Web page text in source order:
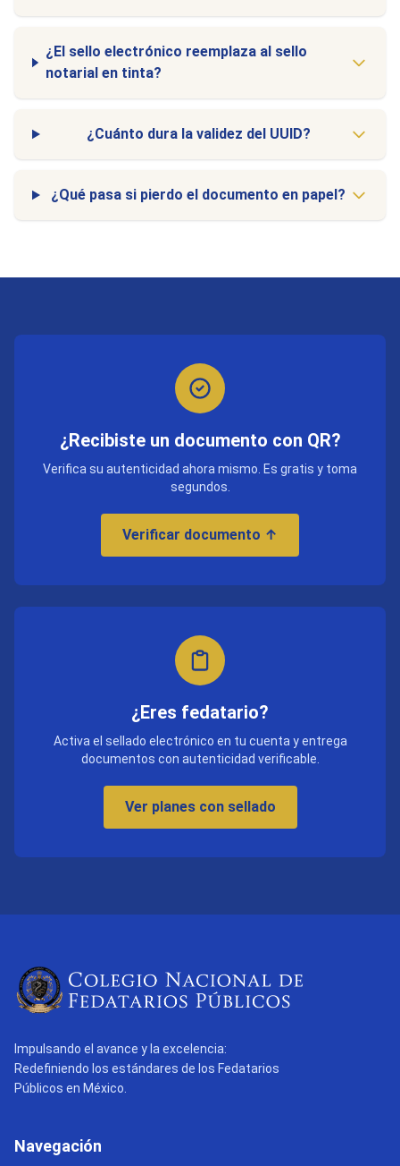
¿El sello electrónico reemplaza al sello
notarial en tinta?
¿Cuánto dura la validez del UUID?
¿Qué pasa si pierdo el documento en papel?
¿Recibiste un documento con QR?
Verifica su autenticidad ahora mismo. Es gratis y toma
segundos.
Verificar documento ↑
¿Eres fedatario?
Activa el sellado electrónico en tu cuenta y entrega
documentos con autenticidad verificable.
Ver planes con sellado
Impulsando el avance y la excelencia:
Redefiniendo los estándares de los Fedatarios
Públicos en México.
Navegación